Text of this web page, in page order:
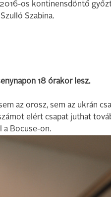
os kontinensdöntő
Szabina.
18 órakor lesz.
az orosz, sem az ukrán
elért csapat juthat
a Bocuse-on.